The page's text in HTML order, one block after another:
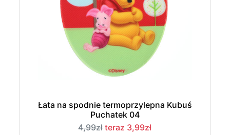
Łata na spodnie termoprzylepna Kubuś
Puchatek 04
4,99zł teraz 3,99zł